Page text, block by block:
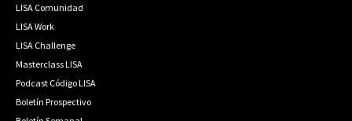
LISA Comunidad
LISA Work
LISA Challenge
Masterclass LISA
Podcast Código LISA
Boletín Prospectivo